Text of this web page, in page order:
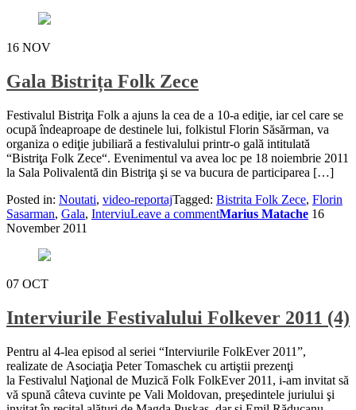
16 NOV
Gala Bistrița Folk Zece
Festivalul Bistriţa Folk a ajuns la cea de a 10-a ediţie, iar cel care se
ocupă îndeaproape de destinele lui, folkistul Florin Săsărman, va
organiza o ediţie jubiliară a festivalului printr-o gală intitulată
“Bistriţa Folk Zece“. Evenimentul va avea loc pe 18 noiembrie 2011
la Sala Polivalentă din Bistriţa şi se va bucura de participarea […]
Posted in: Noutati, video-reportajTagged: Bistrita Folk Zece, Florin
Sasarman, Gala, InterviuLeave a commentMarius Matache 16
November 2011
07 OCT
Interviurile Festivalului Folkever 2011 (4)
Pentru al 4-lea episod al seriei “Interviurile FolkEver 2011”,
realizate de Asociaţia Peter Tomaschek cu artiştii prezenţi
la Festivalul Naţional de Muzică Folk FolkEver 2011, i-am invitat să
vă spună câteva cuvinte pe Vali Moldovan, preşedintele juriului şi